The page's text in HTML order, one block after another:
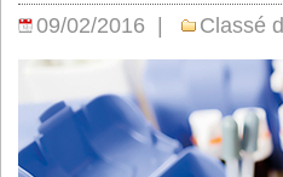
09/02/2016 | Classé